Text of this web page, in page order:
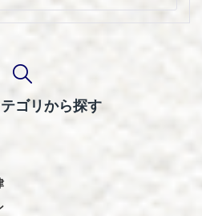
ゴリから探す